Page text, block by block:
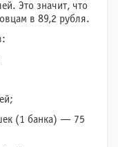
Это значит, что
в 89,2 рубля.
(1 банка) — 75